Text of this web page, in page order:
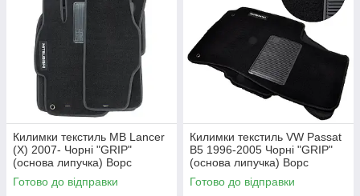
Килимки текстиль MB Lancer
(X) 2007- Чорні "GRIP"
(основа липучка) Ворс
стрижений.
Готово до відправки
Килимки текстиль VW Passat
B5 1996-2005 Чорні "GRIP"
(основа липучка) Ворс
стрижений.
Готово до відправки